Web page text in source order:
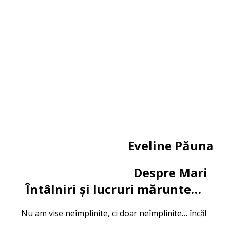
Eveline Păuna
Despre Mari
Întâlniri și lucruri mărunte…
Nu am vise neîmplinite, ci doar neîmplinite… încă!